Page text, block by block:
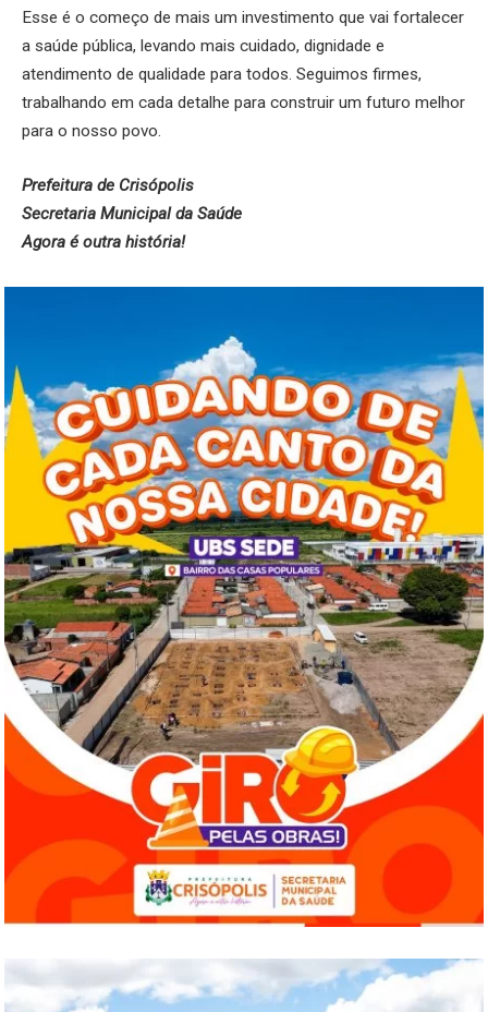
Esse é o começo de mais um investimento que vai fortalecer
a saúde pública, levando mais cuidado, dignidade e
atendimento de qualidade para todos. Seguimos firmes,
trabalhando em cada detalhe para construir um futuro melhor
para o nosso povo.
Prefeitura de Crisópolis
Secretaria Municipal da Saúde
Agora é outra história!